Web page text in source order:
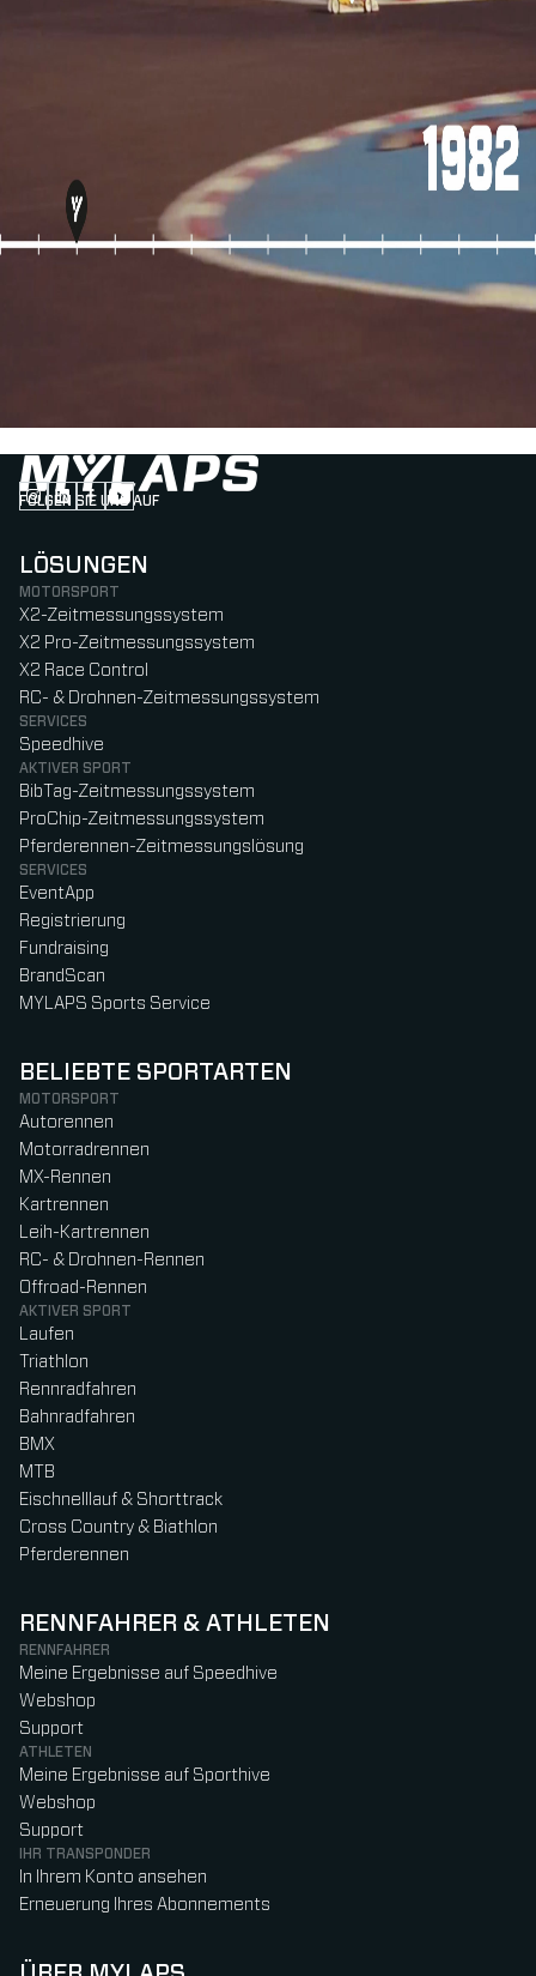
FOLGEN SIE UNS AUF
Follow us on Instagram (Opens in new tab)
Follow us on LinkedIn (Opens in new tab)
Follow us on Facebook (Opens in new tab)
Follow us on YouTube (Opens in new tab)
LÖSUNGEN
MOTORSPORT
X2-Zeitmessungssystem
X2 Pro-Zeitmessungssystem
X2 Race Control
RC- & Drohnen-Zeitmessungssystem
SERVICES
Speedhive
AKTIVER SPORT
BibTag-Zeitmessungssystem
ProChip-Zeitmessungssystem
Pferderennen-Zeitmessungslösung
SERVICES
EventApp
Registrierung
Fundraising
BrandScan
MYLAPS Sports Service
BELIEBTE SPORTARTEN
MOTORSPORT
Autorennen
Motorradrennen
MX-Rennen
Kartrennen
Leih-Kartrennen
RC- & Drohnen-Rennen
Offroad-Rennen
AKTIVER SPORT
Laufen
Triathlon
Rennradfahren
Bahnradfahren
BMX
MTB
Eischnelllauf & Shorttrack
Cross Country & Biathlon
Pferderennen
RENNFAHRER & ATHLETEN
RENNFAHRER
Meine Ergebnisse auf Speedhive
Webshop
Support
ATHLETEN
Meine Ergebnisse auf Sporthive
Webshop
Support
IHR TRANSPONDER
In Ihrem Konto ansehen
Erneuerung Ihres Abonnements